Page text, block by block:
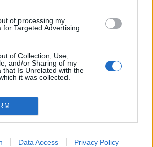
of processing my
Targeted Advertising.
of Collection, Use,
and/or Sharing of my
that Is Unrelated with the
it was collected.
Data Access Privacy Policy
comandos dosQuad CFORCE
tem como piloto Tiago Gomes
de QX) e o jornalista
continua em representação da